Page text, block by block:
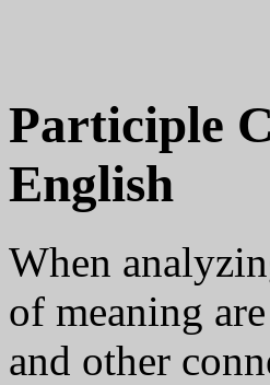
Participle
English
When
of meaning
and other